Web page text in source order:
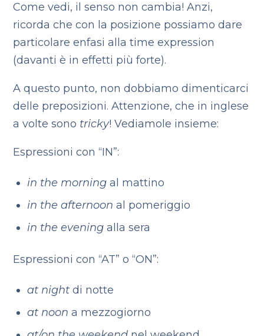
Come vedi, il senso non cambia! Anzi,
ricorda che con la posizione possiamo dare
particolare enfasi alla time expression
(davanti è in effetti più forte).
A questo punto, non dobbiamo dimenticarci
delle preposizioni. Attenzione, che in inglese
a volte sono tricky! Vediamole insieme:
Espressioni con “IN”:
in the morningal mattino
in the afternoon al pomeriggio
in the evening alla sera
Espressioni con “AT” o “ON”:
at night di notte
at noon a mezzogiorno